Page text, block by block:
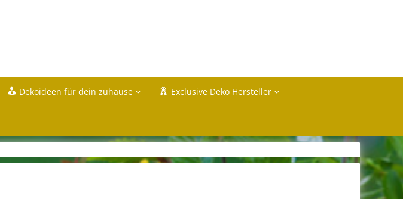
Dekoideen für dein zuhause Exclusive Deko Hersteller